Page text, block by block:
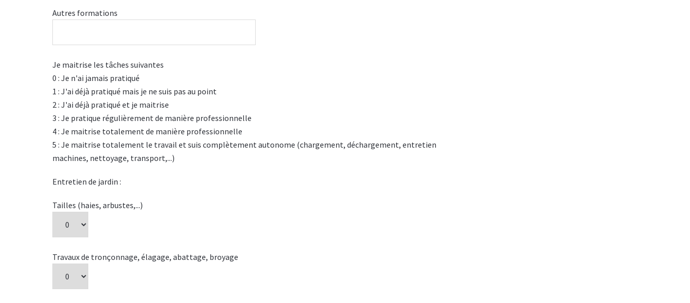
Autres formations
Je maitrise les tâches suivantes
0 : Je n'ai jamais pratiqué
1 : J'ai déjà pratiqué mais je ne suis pas au point
2 : J'ai déjà pratiqué et je maitrise
3 : Je pratique régulièrement de manière professionnelle
4 : Je maitrise totalement de manière professionnelle
5 : Je maitrise totalement le travail et suis complètement autonome (chargement, déchargement, entretien
machines, nettoyage, transport,...)
Entretien de jardin :
Tailles (haies, arbustes,...)
Travaux de tronçonnage, élagage, abattage, broyage